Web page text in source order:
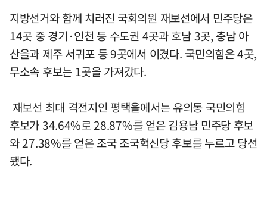
지방선거와 함께 치러진 국회의원 재보선에서 민주당은
14곳 중 경기·인천 등 수도권 4곳과 호남 3곳, 충남 아
산을과 제주 서귀포 등 9곳에서 이겼다. 국민의힘은 4곳,
무소속 후보는 1곳을 가져갔다.
재보선 최대 격전지인 평택을에서는 유의동 국민의힘
후보가 34.64%로 28.87%를 얻은 김용남 민주당 후보
와 27.38%를 얻은 조국 조국혁신당 후보를 누르고 당선
됐다.